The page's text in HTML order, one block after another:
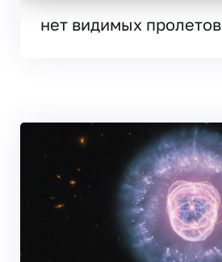
нет видимых пролетов